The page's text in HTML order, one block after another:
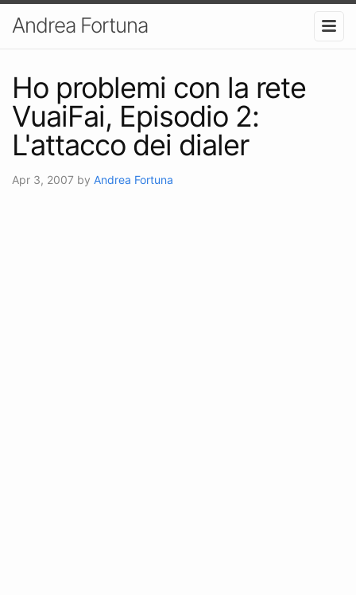
Andrea Fortuna
Ho problemi con la rete
VuaiFai, Episodio 2:
L'attacco dei dialer
Apr 3, 2007 by Andrea Fortuna